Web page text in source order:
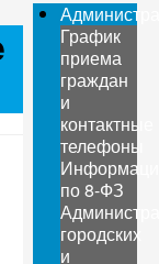
График
приема
граждан
и
контактные
телефоны
по 8-ФЗ
городских
и